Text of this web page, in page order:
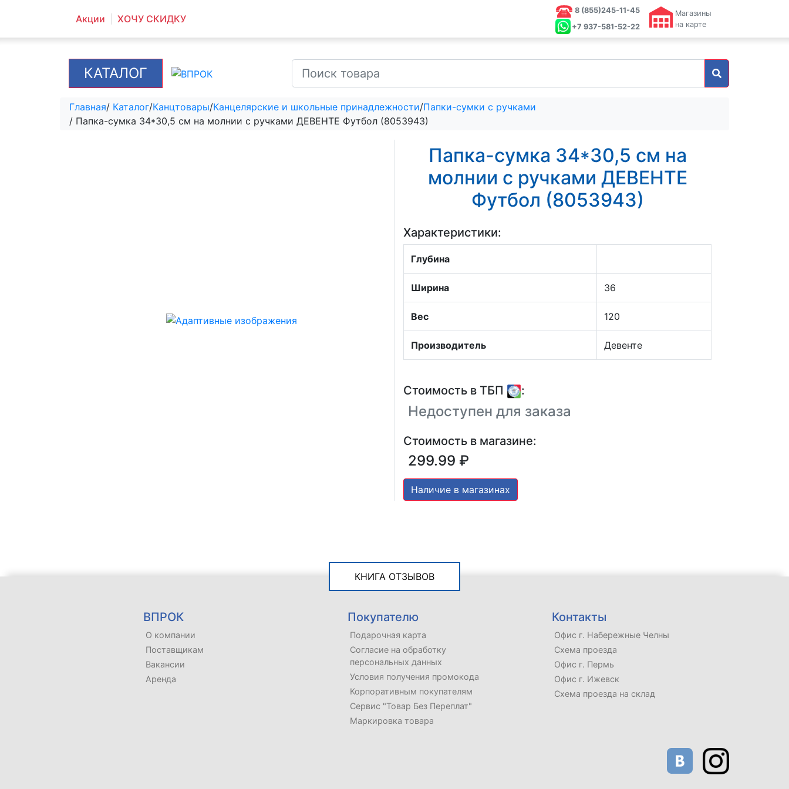
Акции ХОЧУ СКИДКУ
8 (855)245‑11-45
+7 937-581-52-22
Магазины
на карте
КАТАЛОГ
Главная/ Каталог/Канцтовары/Канцелярские и школьные принадлежности/Папки-сумки с ручками
/ Папка-сумка 34*30,5 см на молнии с ручками ДЕВЕНТЕ Футбол (8053943)
Папка-сумка 34*30,5 см на
молнии с ручками ДЕВЕНТЕ
Футбол (8053943)
Характеристики:
Глубина
Ширина 36
Вес 120
Производитель Девенте
Стоимость в ТБП :
Недоступен для заказа
Стоимость в магазине:
299.99 ₽
Наличие в магазинах
КНИГА ОТЗЫВОВ
ВПРОК
О компании
Поставщикам
Вакансии
Аренда
Покупателю
Подарочная карта
Согласие на обработку
персональных данных
Условия получения промокода
Корпоративным покупателям
Сервис "Товар Без Переплат"
Маркировка товара
Контакты
Офис г. Набережные Челны
Схема проезда
Офис г. Пермь
Офис г. Ижевск
Схема проезда на склад